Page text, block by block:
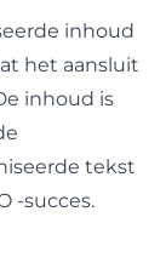
inhoud
het aansluit
inhoud is
tekst
-succes.